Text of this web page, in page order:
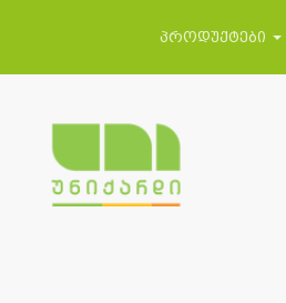
პროდუქტები